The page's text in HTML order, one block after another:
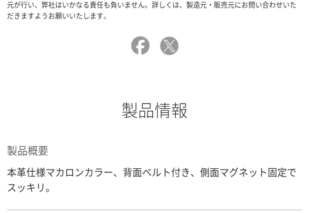
元が行い、弊社はいかなる責任も負いません。詳しくは、製造元・販売元にお問い合わせいた
だきますようお願いいたします。
製品情報
製品概要
本革仕様マカロンカラー、背面ベルト付き、側面マグネット固定で
スッキリ。